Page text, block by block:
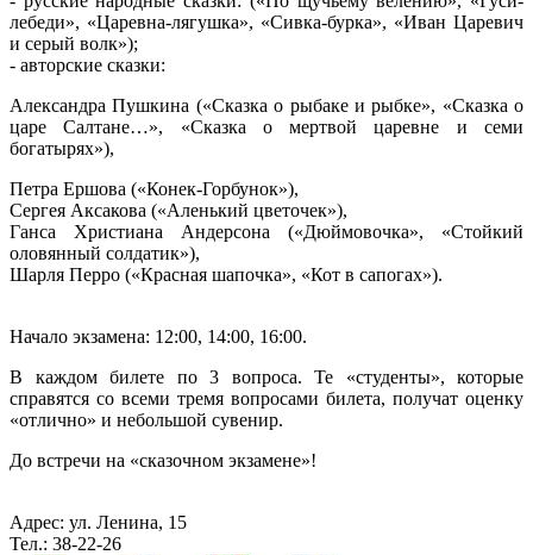
лебеди», «Царевна-лягушка», «Сивка-бурка», «Иван Царевич
и серый волк»);
- авторские сказки:
Александра Пушкина («Сказка о рыбаке и рыбке», «Сказка о
царе Салтане…», «Сказка о мертвой царевне и семи
богатырях»),
Петра Ершова («Конек-Горбунок»),
Сергея Аксакова («Аленький цветочек»),
Ганса Христиана Андерсона («Дюймовочка», «Стойкий
оловянный солдатик»),
Шарля Перро («Красная шапочка», «Кот в сапогах»).
Начало экзамена: 12:00, 14:00, 16:00.
В каждом билете по 3 вопроса. Те «студенты», которые
справятся со всеми тремя вопросами билета, получат оценку
«отлично» и небольшой сувенир.
До встречи на «сказочном экзамене»!
Адрес: ул. Ленина, 15
Тел.: 38-22-26